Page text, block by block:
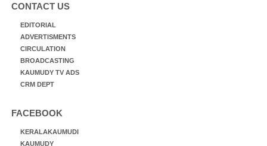
CONTACT US
EDITORIAL
ADVERTISMENTS
CIRCULATION
BROADCASTING
KAUMUDY TV ADS
CRM DEPT
FACEBOOK
KERALAKAUMUDI
KAUMUDY